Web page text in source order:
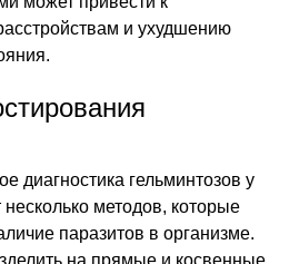
и ухудшению
диагностика гельминтозов у
методов, которые
паразитов в организме.
на прямые и косвенные.